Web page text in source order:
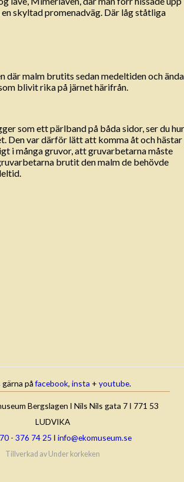
skyltad promenadväg. Där låg ståtliga
malm brutits sedan medeltiden och ända
blivit rika på järnet härifrån.
som ett pärlband på båda sidor, ser du hur
Den var därför lätt att komma åt och hästar
i många gruvor, att gruvarbetarna måste
brutit den malm de behövde
gärna påfacebook, insta + youtube.
Bergslagen ǀ Nils Nils gata 7 ǀ 771 53
LUDVIKA
- 376 74 25 ǀ info@ekomuseum.se
Tillverkad av Under korkeken